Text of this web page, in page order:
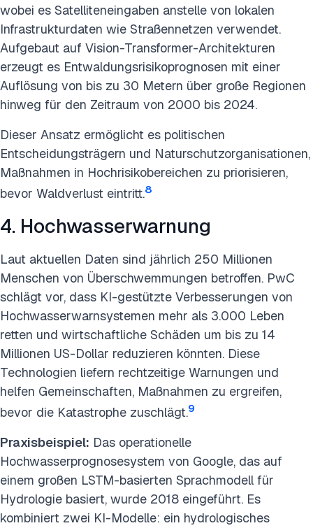
wobei es Satelliteneingaben anstelle von lokalen
Infrastrukturdaten wie Straßennetzen verwendet.
Aufgebaut auf Vision-Transformer-Architekturen
erzeugt es Entwaldungsrisikoprognosen mit einer
Auflösung von bis zu 30 Metern über große Regionen
hinweg für den Zeitraum von 2000 bis 2024.
Dieser Ansatz ermöglicht es politischen
Entscheidungsträgern und Naturschutzorganisationen,
Maßnahmen in Hochrisikobereichen zu priorisieren,
bevor Waldverlust eintritt.8
4. Hochwasserwarnung
Laut aktuellen Daten sind jährlich 250 Millionen
Menschen von Überschwemmungen betroffen. PwC
schlägt vor, dass KI-gestützte Verbesserungen von
Hochwasserwarnsystemen mehr als 3.000 Leben
retten und wirtschaftliche Schäden um bis zu 14
Millionen US-Dollar reduzieren könnten. Diese
Technologien liefern rechtzeitige Warnungen und
helfen Gemeinschaften, Maßnahmen zu ergreifen,
bevor die Katastrophe zuschlägt.9
Praxisbeispiel: Das operationelle
Hochwasserprognosesystem von Google, das auf
einem großen LSTM-basierten Sprachmodell für
Hydrologie basiert, wurde 2018 eingeführt. Es
kombiniert zwei KI-Modelle: ein hydrologisches